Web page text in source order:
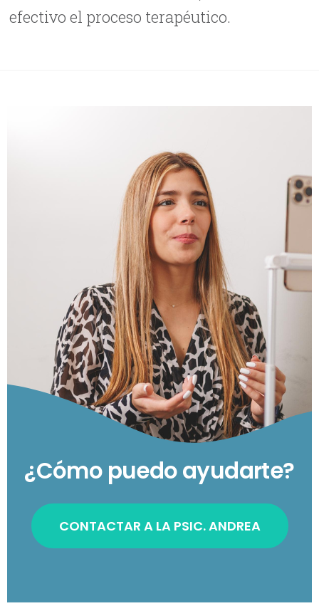
efectivo el proceso terapéutico.
¿Cómo puedo ayudarte?
CONTACTAR A LA PSIC. ANDREA